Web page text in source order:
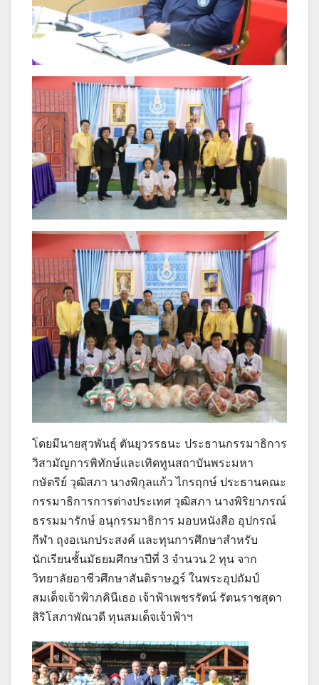
โดยมีนายสุวพันธุ์ ตันยุวรรธนะ ประธานกรรมาธิการ
วิสามัญการพิทักษ์และเทิดทูนสถาบันพระมหา
กษัตริย์ วุฒิสภา นางพิกุลแก้ว ไกรฤกษ์ ประธานคณะ
กรรมาธิการการต่างประเทศ วุฒิสภา นางพิริยาภรณ์
ธรรมมารักษ์ อนุกรรมาธิการ มอบหนังสือ อุปกรณ์
กีฬา ถุงอเนกประสงค์ และทุนการศึกษาสำหรับ
นักเรียนชั้นมัธยมศึกษาปีที่ 3 จำนวน 2 ทุน จาก
วิทยาลัยอาชีวศึกษาสันติราษฎร์ ในพระอุปถัมป์
สมเด็จเจ้าฟ้าภคินีเธอ เจ้าฟ้าเพชรรัตน์ รัตนราชสุดา
สิริโสภาพัณวดี ทุนสมเด็จเจ้าฟ้าฯ